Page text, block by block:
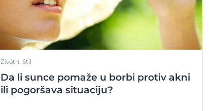
Životni Stil
Da li sunce pomaže u borbi protiv akni
ili pogoršava situaciju?